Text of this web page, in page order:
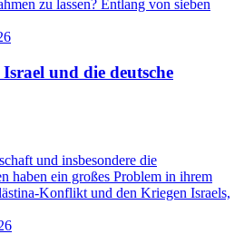
zu lassen? Entlang von sieben
und die deutsche
und insbesondere die
haben ein großes Problem in ihrem
Konflikt und den Kriegen Israels,